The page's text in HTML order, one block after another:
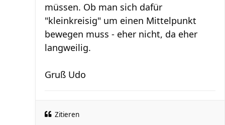
müssen. Ob man sich dafür
"kleinkreisig" um einen Mittelpunkt
bewegen muss - eher nicht, da eher
langweilig.
Gruß Udo
Zitieren